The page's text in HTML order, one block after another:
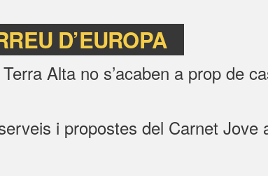
D’EUROPA
Alta no s’acaben a prop de
i propostes del Carnet Jove